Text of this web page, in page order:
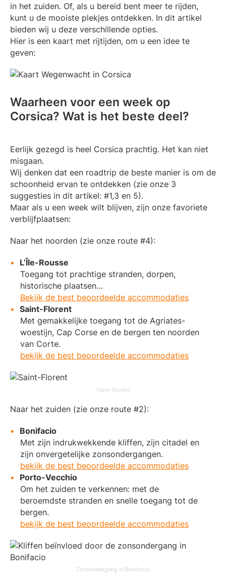
in het zuiden. Of, als u bereid bent meer te rijden,
kunt u de mooiste plekjes ontdekken. In dit artikel
bieden wij u deze verschillende opties.
Hier is een kaart met rijtijden, om u een idee te
geven:
Waarheen voor een week op
Corsica? Wat is het beste deel?
Eerlijk gezegd is heel Corsica prachtig. Het kan niet
misgaan.
Wij denken dat een roadtrip de beste manier is om de
schoonheid ervan te ontdekken (zie onze 3
suggesties in dit artikel: #1,3 en 5).
Maar als u een week wilt blijven, zijn onze favoriete
verblijfplaatsen:
Naar het noorden (zie onze route #4):
L’Île-Rousse
Toegang tot prachtige stranden, dorpen,
historische plaatsen…
Bekijk de best beoordeelde accommodaties
Saint-Florent
Met gemakkelijke toegang tot de Agriates-
woestijn, Cap Corse en de bergen ten noorden
van Corte.
bekijk de best beoordeelde accommodaties
Saint-Florent
Naar het zuiden (zie onze route #2):
Bonifacio
Met zijn indrukwekkende kliffen, zijn citadel en
zijn onvergetelijke zonsondergangen.
bekijk de best beoordeelde accommodaties
Porto-Vecchio
Om het zuiden te verkennen: met de
beroemdste stranden en snelle toegang tot de
bergen.
bekijk de best beoordeelde accommodaties
Zonsondergang in Bonifacio